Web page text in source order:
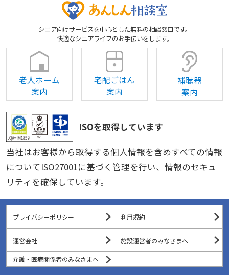
シニア向けサービスを中心とした無料の相談窓口です。
快適なシニアライフのお手伝いをします。
老人ホーム
案内
宅配ごはん
案内
補聴器
案内
ISOを取得しています
当社はお客様から取得する個人情報を含めすべての情報
についてISO27001に基づく管理を行い、情報のセキュ
リティを確保しています。
プライバシーポリシー 利用規約
運営会社 施設運営者のみなさまへ
介護・医療関係者のみなさまへ